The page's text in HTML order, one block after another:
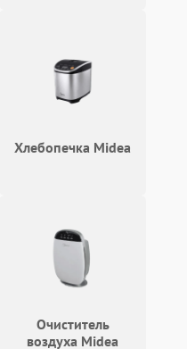
клиент получает
и используемых
параметров:
устройства:
зависит не
но и от соблюдения
это помогает снизить
ровной поверхности
Хлебопечка Midea
Очиститель
воздуха Midea